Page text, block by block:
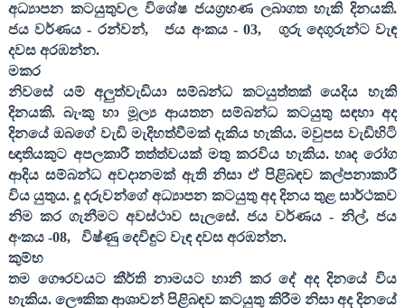
අධ්‍යාපන කටයුතුවල විශේෂ ජයග්‍රහණ ලබාගත හැකි දිනයකි.
ජය වර්ණය - රන්වන්, ජය අංකය -03,
ගුරු දෙගුරුන්ට වැඳ
දවස අරඹන්න.
මකර
නිවසේ යම් අලුත්වැඩියා සම්බන්ධ කටයුත්තක් යෙදිය හැකි
දිනයකි. බැංකු හා මූල්‍ය ආයතන සම්බන්ධ කටයුතු සඳහා අද
දිනයේ ඔබගේ වැඩි මැදිහත්වීමක් දැකිය හැකිය. මවුපස වැඩිහිටි
ඥාතියකුට අපලකාරී තත්ත්වයක් මතු කරවිය හැකිය. හෘද රෝග
ආදිය සම්බන්ධ අවදානමක් ඇති නිසා ඒ පිළිබඳව කල්පනාකාරී
විය යුතුය. දූ දරුවන්ගේ අධ්‍යාපන කටයුතු අද දිනය තුළ සාර්ථකව
නිම කර ගැනීමට අවස්ථාව සැලසේ. ජය වර්ණය - නිල්,ජය
අංකය -08,
විෂ්ණු දෙවිඳුට වැඳ දවස අරඹන්න.
කුම්භ
තම ගෞරවයට කීර්ති නාමයට හානි කර දේ අද දිනයේ විය
හැකිය. ලෞකික ආශාවන් පිළිබඳව කටයුතු කිරීම නිසා අද දිනයේ